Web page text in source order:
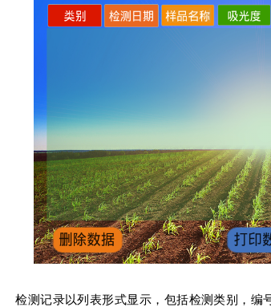
检测记录以列表形式显示，包括检测类别，编